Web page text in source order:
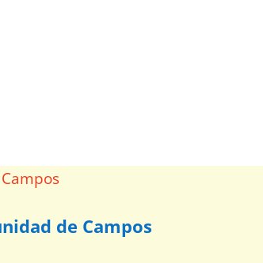
de Campos